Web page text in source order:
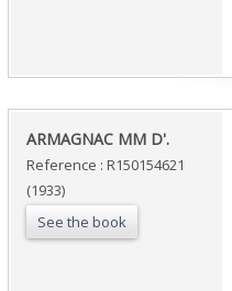
‎ARMAGNAC MM D'.‎
Reference : R150154621
(1933)
See the book